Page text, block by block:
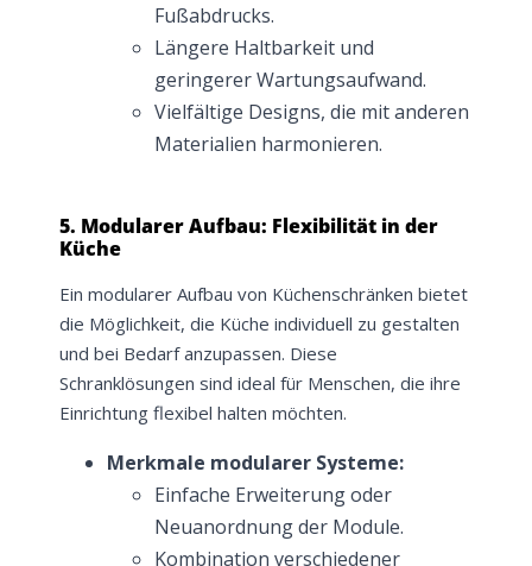
Fußabdrucks.
Längere Haltbarkeit und
geringerer Wartungsaufwand.
Vielfältige Designs, die mit anderen
Materialien harmonieren.
5. Modularer Aufbau: Flexibilität in der
Küche
Ein modularer Aufbau von Küchenschränken bietet
die Möglichkeit, die Küche individuell zu gestalten
und bei Bedarf anzupassen. Diese
Schranklösungen sind ideal für Menschen, die ihre
Einrichtung flexibel halten möchten.
Merkmale modularer Systeme:
Einfache Erweiterung oder
Neuanordnung der Module.
Kombination verschiedener